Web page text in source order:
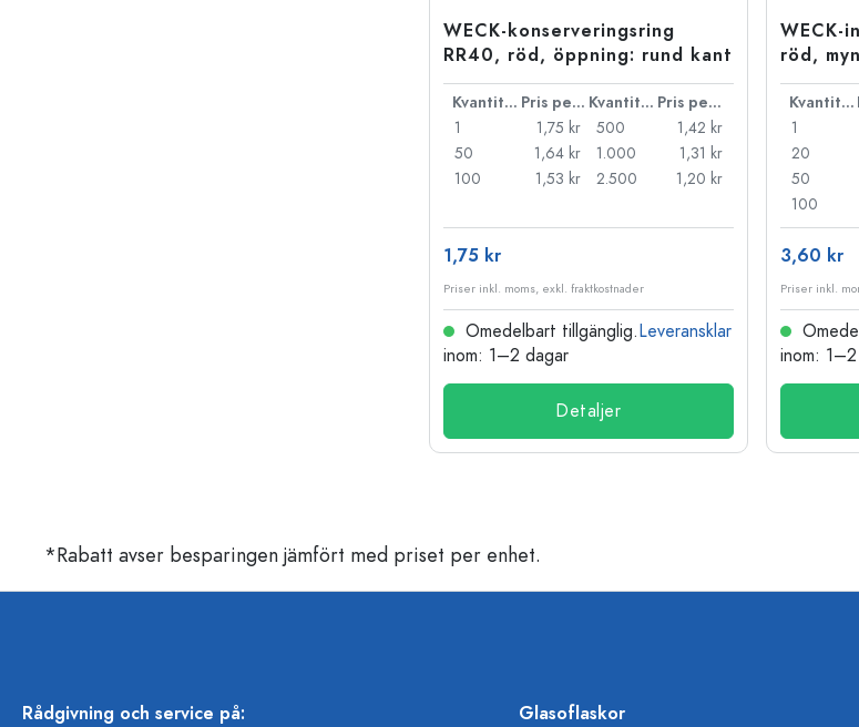
WECK-konserveringsring
RR40, röd, öppning: rund kant
Kvantitet Pris per styck Kvantitet
Pris per styck
1
1,75 kr
50
1,64 kr
100
1,53 kr
500
1,42 kr
1.000
1,31 kr
2.500
1,20 kr
1,75 kr
Priser inkl. moms, exkl. fraktkostnader
Omedelbart tillgänglig.Leveransklar
inom: 1–2 dagar
Detaljer
WECK-
röd,
Kvantitet
1
20
50
100
3,60 kr
Priser inkl.
inom:
*Rabatt avser besparingen jämfört med priset per enhet.
Rådgivning och service på: Glasoflaskor